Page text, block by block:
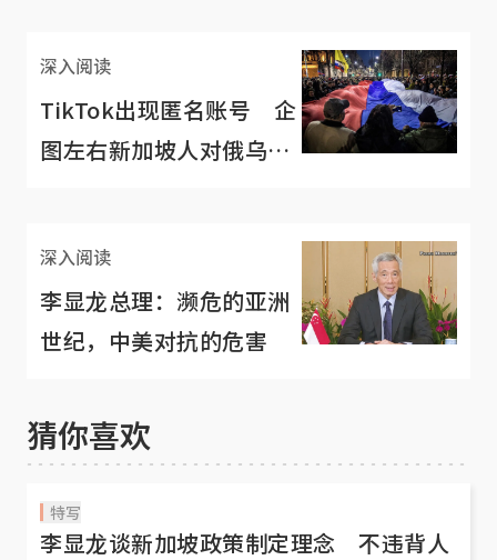
深入阅读
TikTok出现匿名账号 企
图左右新加坡人对俄乌战
深入阅读
李显龙总理：濒危的亚洲
世纪，中美对抗的危害
猜你喜欢
特写
李显龙谈新加坡政策制定理念 不违背人